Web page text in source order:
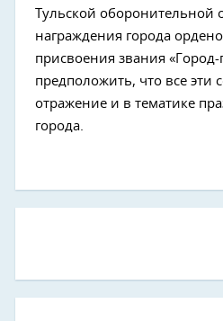
Тульской оборонительной
награждения города
присвоения звания
предположить, что все эти
отражение и в тематике
города.